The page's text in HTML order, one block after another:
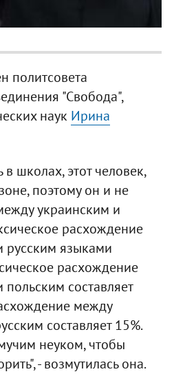
политсовета
"Свобода",
наук Ирина
школах, этот человек,
поэтому он и не
украинским и
расхождение
русским языками
расхождение
составляет
между
составляет 15%.
неуком, чтобы
- возмутилась она.